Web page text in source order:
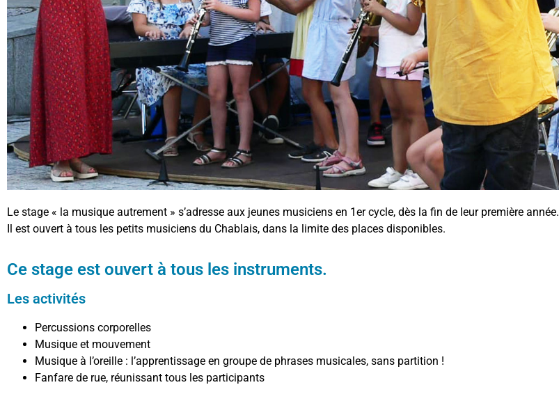
Le stage « la musique autrement » s’adresse aux jeunes musiciens en 1er cycle, dès la fin de leur première année.
Il est ouvert à tous les petits musiciens du Chablais, dans la limite des places disponibles.
Ce stage est ouvert à tous les instruments.
Les activités
Percussions corporelles
Musique et mouvement
Musique à l’oreille : l’apprentissage en groupe de phrases musicales, sans partition !
Fanfare de rue, réunissant tous les participants